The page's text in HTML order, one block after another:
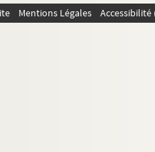
Mentions Légales